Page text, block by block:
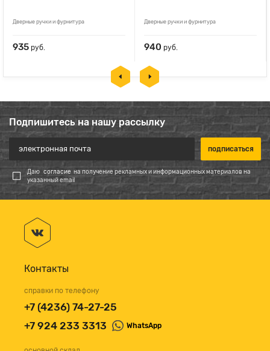
Дверные ручки и фурнитура
935 руб.
Дверные ручки и фурнитура
940 руб.
Подпишитесь на нашу рассылку
Даю согласие на получение рекламных и информационных материалов на
указанный email
Контакты
справки по телефону
+7 (4236) 74-27-25
+7 924 233 3313
WhatsApp